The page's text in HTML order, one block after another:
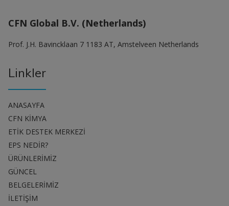
CFN Global B.V. (Netherlands)
Prof. J.H. Bavincklaan 7 1183 AT, Amstelveen Netherlands
Linkler
ANASAYFA
CFN KİMYA
ETİK DESTEK MERKEZİ
EPS NEDİR?
ÜRÜNLERİMİZ
GÜNCEL
BELGELERİMİZ
İLETİŞİM